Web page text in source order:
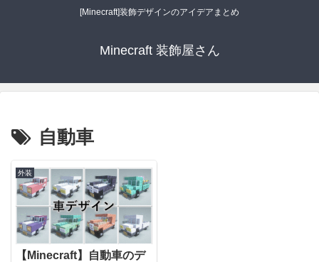
[Minecraft]装飾デザインのアイデアまとめ
Minecraft 装飾屋さん
自動車
外装
【Minecraft】自動車のデ